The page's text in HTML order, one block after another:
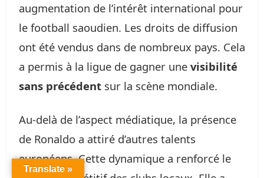
augmentation de l’intérêt international pour
le football saoudien. Les droits de diffusion
ont été vendus dans de nombreux pays. Cela
a permis à la ligue de gagner une visibilité
sans précédent sur la scène mondiale.
Au-delà de l’aspect médiatique, la présence
de Ronaldo a attiré d’autres talents
européens. Cette dynamique a renforcé le
Translate »